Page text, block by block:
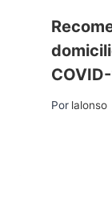
Por lalonso